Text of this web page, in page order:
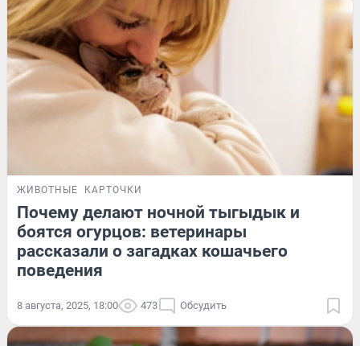
ЖИВОТНЫЕ КАРТОЧКИ
Почему делают ночной тыгыдык и
боятся огурцов: ветеринары
рассказали о загадках кошачьего
поведения
8 августа, 2025, 18:00 473 Обсудить